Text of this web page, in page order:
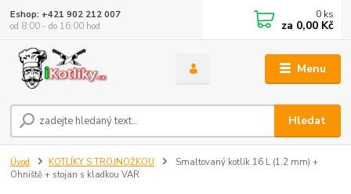
Menu
Hledat
Eshop: +421 902 212 007
od 8:00 - do 16:00 hod
0 ks
za 0,00 Kč
Úvod KOTLÍKY S TROJNOŽKOU
Smaltovaný kotlík 16 L (1,2 mm) +
Ohniště + stojan s kladkou VAR